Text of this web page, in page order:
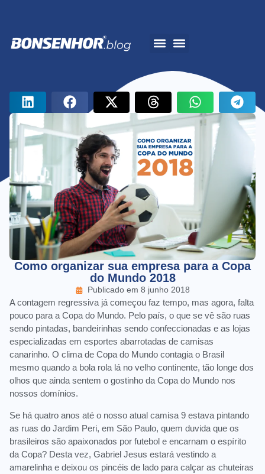
Como organizar sua empresa para a Copa
do Mundo 2018
Publicado em 8 junho 2018
A contagem regressiva já começou faz tempo, mas agora, falta
pouco para a Copa do Mundo. Pelo país, o que se vê são ruas
sendo pintadas, bandeirinhas sendo confeccionadas e as lojas
especializadas em esportes abarrotadas de camisas
canarinho. O clima de Copa do Mundo contagia o Brasil
mesmo quando a bola rola lá no velho continente, tão longe dos
olhos que ainda sentem o gostinho da Copa do Mundo nos
nossos domínios.
Se há quatro anos até o nosso atual camisa 9 estava pintando
as ruas do Jardim Peri, em São Paulo, quem duvida que os
brasileiros são apaixonados por futebol e encarnam o espírito
da Copa? Desta vez, Gabriel Jesus estará vestindo a
amarelinha e deixou os pincéis de lado para calçar as chuteiras